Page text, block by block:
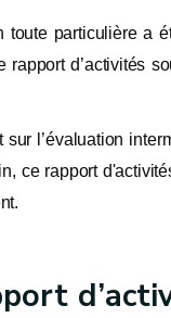
toute particulière a
d’activités
l’évaluation
ce rapport